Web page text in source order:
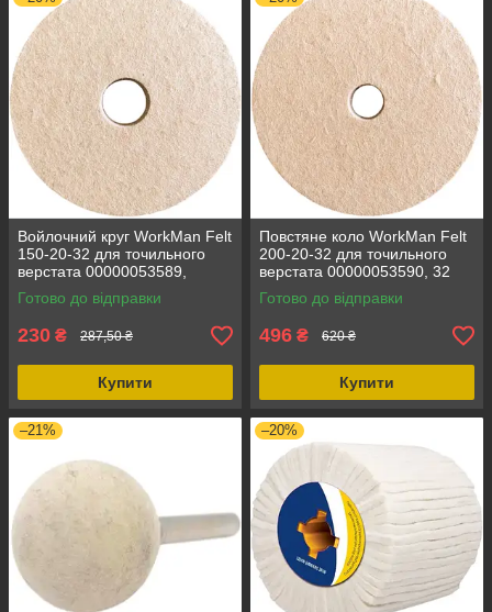
Войлочний круг WorkMan Felt
150-20-32 для точильного
верстата 00000053589,
32;150, круги полірувальні,
середня жорсткість
Готово до відправки
230 ₴ 287,50 ₴
Купити
Повстяне коло WorkMan Felt
200-20-32 для точильного
верстата 00000053590, 32
мм, 200 мм, полірувальне
коло, середня жорсткість
Готово до відправки
496 ₴ 620 ₴
Купити
–21% –20%